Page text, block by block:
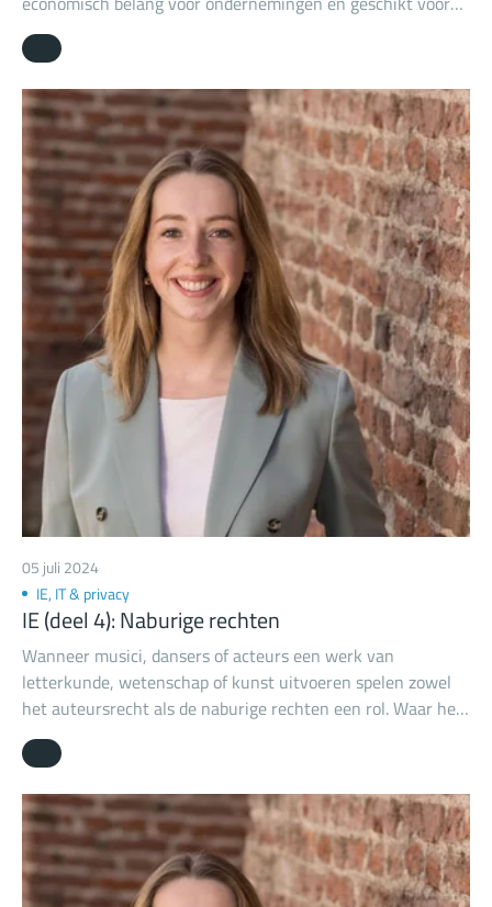
het opbouwen van een relatie met de gewenste doelroep.
Wat is nu precies een merk en waar kun je het voor
gebruiken?
05 juli 2024
IE, IT & privacy
IE (deel 4): Naburige rechten
Wanneer musici, dansers of acteurs een werk van
letterkunde, wetenschap of kunst uitvoeren spelen zowel
het auteursrecht als de naburige rechten een rol. Waar het
auteursrecht het werk beschermt, beschermen de naburige
rechten de uitvoering. De rechthebbende van de naburige
rechten kan eenzelfde, maar ook een andere persoon zijn
dan de auteursrechthebbende. De acteur voert uit, maar de
tekstschrijver maakt het werk. Wil je meer weten over het
auteursrecht? Lees dan hier onze blog over het
auteursrecht.